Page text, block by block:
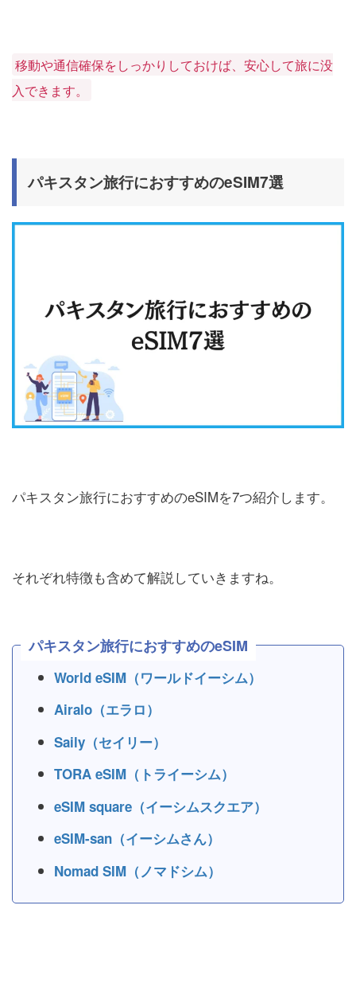
移動や通信確保をしっかりしておけば、安心して旅に没
入できます。
パキスタン旅行におすすめのeSIM7選
パキスタン旅行におすすめのeSIMを7つ紹介します。
それぞれ特徴も含めて解説していきますね。
パキスタン旅行におすすめのeSIM
World eSIM（ワールドイーシム）
Airalo（エラロ）
Saily（セイリー）
TORA eSIM（トライーシム）
eSIM square（イーシムスクエア）
eSIM-san（イーシムさん）
Nomad SIM（ノマドシム）